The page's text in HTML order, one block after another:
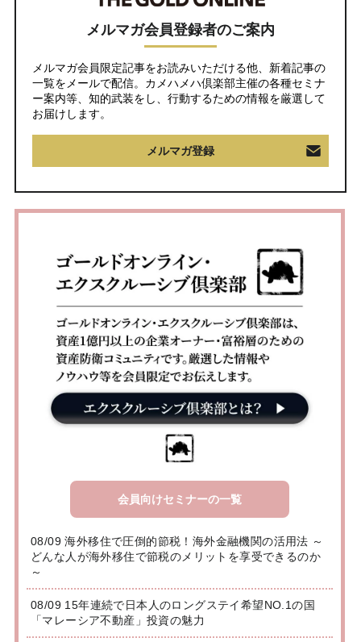
メルマガ会員登録者のご案内
メルマガ会員限定記事をお読みいただける他、新着記事の
一覧をメールで配信。カメハメハ倶楽部主催の各種セミナ
ー案内等、知的武装をし、行動するための情報を厳選して
お届けします。
メルマガ登録
会員向けセミナーの一覧
08/09 海外移住で圧倒的節税！海外金融機関の活用法 ～
どんな人が海外移住で節税のメリットを享受できるのか
～
08/09 15年連続で日本人のロングステイ希望NO.1の国
「マレーシア不動産」投資の魅力